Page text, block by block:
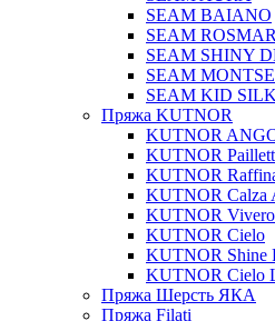
SEAM BAIANO
SEAM
SEAM SHINY
SEAM
SEAM KID SILK
Пряжа KUTNOR
KUTNOR
KUTNOR
KUTNOR
KUTNOR Calza
KUTNOR
KUTNOR Cielo
KUTNOR Shine
KUTNOR Cielo
Пряжа Шерсть ЯКА
Пряжа Filati